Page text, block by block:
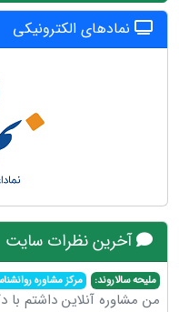
نمادهای الکترونیکی
آخرین نظرات سایت
ملیحه سالاروند: مرکز مشاوره
من مشاوره آنلاین داشتم